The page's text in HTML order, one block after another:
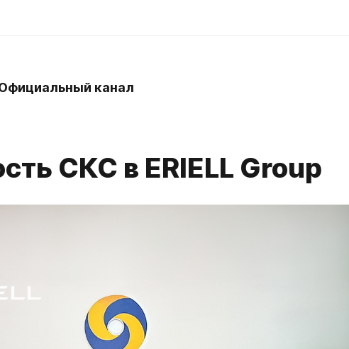
Официальный канал
СКС в ERIELL Group